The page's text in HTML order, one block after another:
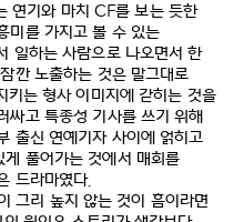
연기와 마치 CF를 보는 듯한
미를 가지고 볼 수 있는
일하는 사람으로 나오면서 한
깐 노출하는 것은 말그대로
키는 형사 이미지에 갇히는 것을
싸고 특종성 기사를 쓰기 위해
출신 연예기자 사이에 얽히고
풀어가는 것에서 매회를
드라마였다.
그리 높지 않는 것이 흠이라면